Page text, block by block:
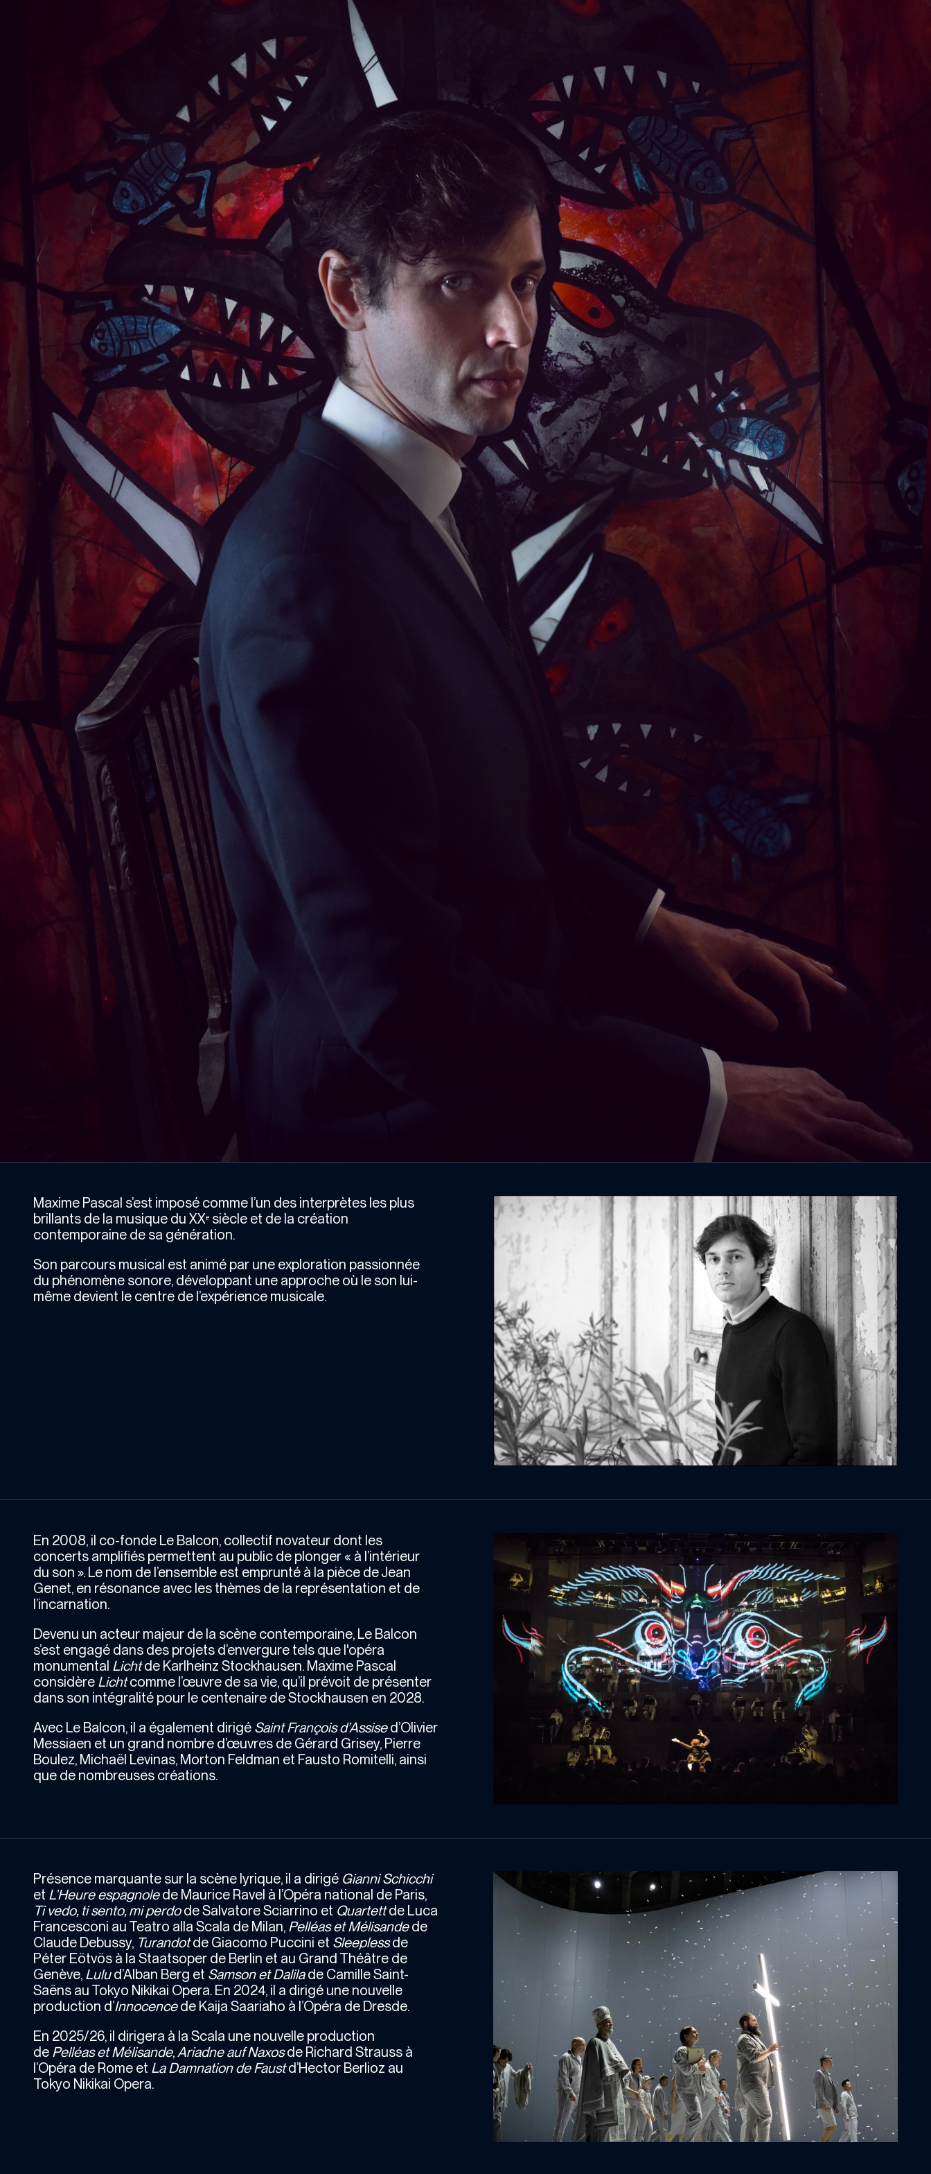
Maxime Pascal s’est imposé comme l’un des interprètes les plus
brillants de la musique du XXᵉ siècle et de la création
contemporaine de sa génération.
Son parcours musical est animé par une exploration passionnée
du phénomène sonore, développant une approche où le son lui-
même devient le centre de l’expérience musicale.
En 2008, il co-fonde Le Balcon, collectif novateur dont les
concerts amplifiés permettent au public de plonger « à l’intérieur
du son ». Le nom de l’ensemble est emprunté à la pièce de Jean
Genet, en résonance avec les thèmes de la représentation et de
l’incarnation.
Devenu un acteur majeur de la scène contemporaine, Le Balcon
s’est engagé dans des projets d’envergure tels que l'opéra
monumental Lichtde Karlheinz Stockhausen. Maxime Pascal
considère Lichtcomme l’œuvre de sa vie, qu’il prévoit de présenter
dans son intégralité pour le centenaire de Stockhausen en 2028.
Avec Le Balcon, il a également dirigé Saint François d’Assised’Olivier
Messiaen et un grand nombre d’œuvres de Gérard Grisey, Pierre
Boulez, Michaël Levinas, Morton Feldman et Fausto Romitelli, ainsi
que de nombreuses créations.
Présence marquante sur la scène lyrique, il a dirigé Gianni Schicchi
et L’Heure espagnolede Maurice Ravel à l’Opéra national de Paris,
Ti vedo, ti sento, mi perdode Salvatore Sciarrino et Quartettde Luca
Francesconi au Teatro alla Scala de Milan, Pelléas et Mélisandede
Claude Debussy, Turandotde Giacomo Puccini et Sleeplessde
Péter Eötvös à la Staatsoper de Berlin et au Grand Théâtre de
Genève, Lulud’Alban Berg et Samson et Dalilade Camille Saint-
Saëns au Tokyo Nikikai Opera. En 2024, il a dirigé une nouvelle
production d’Innocencede Kaija Saariaho à l’Opéra de Dresde.
En 2025/26, il dirigera à la Scala une nouvelle production
de Pelléas et Mélisande, Ariadne auf Naxosde Richard Strauss à
l’Opéra de Rome et La Damnation de Faustd’Hector Berlioz au
Tokyo Nikikai Opera.